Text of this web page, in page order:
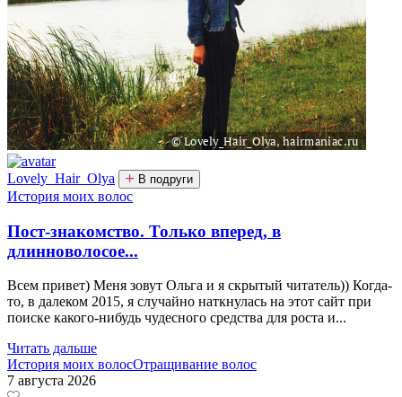
Lovely_Hair_Olya В подруги
История моих волос
Пост-знакомство. Только вперед, в
длинноволосое...
Всем привет) Меня зовут Ольга и я скрытый читатель)) Когда-
то, в далеком 2015, я случайно наткнулась на этот сайт при
поиске какого-нибудь чудесного средства для роста и...
Читать дальше
История моих волосОтращивание волос
7 августа 2026